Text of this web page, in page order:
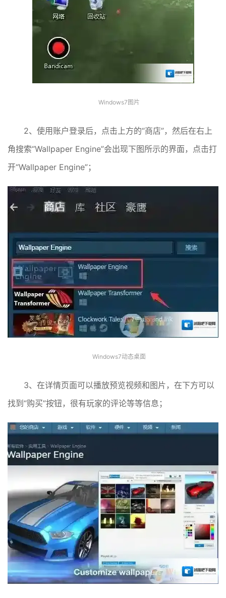
Windows7图片
2、使用账户登录后，点击上方的“商店”，然后在右上
角搜索“Wallpaper Engine”会出现下图所示的界面，点击打
开“Wallpaper Engine”；
Windows7动态桌面
3、在详情页面可以播放预览视频和图片，在下方可以
找到“购买”按钮，很有玩家的评论等等信息；